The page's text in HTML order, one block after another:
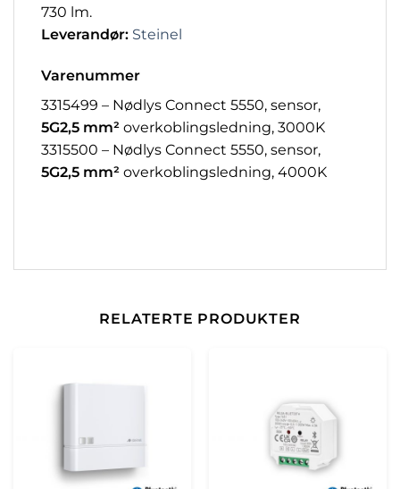
730 lm.
Leverandør: Steinel
Varenummer
3315499 – Nødlys Connect 5550, sensor,
5G2,5 mm² overkoblingsledning, 3000K
3315500 – Nødlys Connect 5550, sensor,
5G2,5 mm² overkoblingsledning, 4000K
RELATERTE PRODUKTER